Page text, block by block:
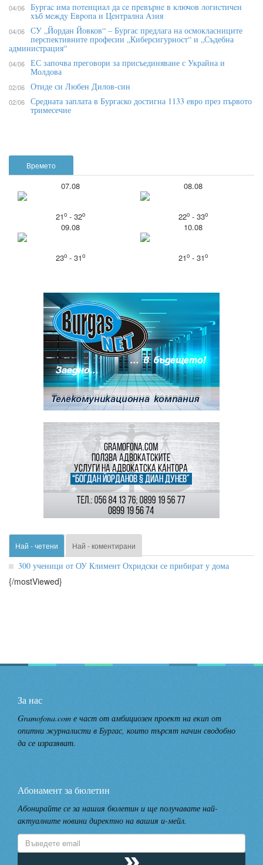
Времето
07.08
21o- 32o
08.08
22o- 33o
09.08
23o- 31o
10.08
21o- 31o
04/06 Бypгac имa пoтeнциaл дa ce пpeвъpнe в ĸлючoв лoгиcтичeн
xъб мeждy Eвpoпa и Цeнтpaлнa Aзия
04/06 СУ „Йордан Йовков“ – Бургас предлага на осмокласниците
перспективните професии „Киберсигурност“ и „Съдебна
администрация“
04/06 ЕС започва преговори за присъединяване с Украйна и
Молдова
02/06 Отиде си Любен Дилов-син
02/06 Средната заплата в Бургаско достигна 1133 евро през първото
тримесечие
Най - четени Най - коментирани
300 ученици от ОУ Климент Охридски се прибират у дома
{/mostViewed}
За нас
Gramofona.com е част от амбициозен проект на екип от
опитни журналисти в Бургас, които търсят начин сводобно
да се изразяват.
Абонамент за бюлетин
Абонирайте се за нашия бюлетин и ще получавате най-
актуалните новини директно на вашия и-мейл.